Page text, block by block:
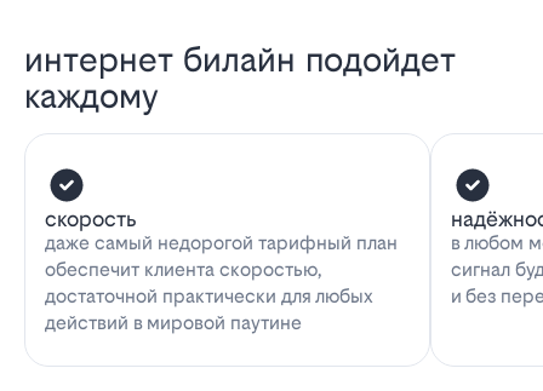
интернет билайн подойдет
каждому
скорость
даже самый недорогой тарифный план
обеспечит клиента скоростью,
достаточной практически для любых
действий в мировой паутине
в любом
сигнал
и без